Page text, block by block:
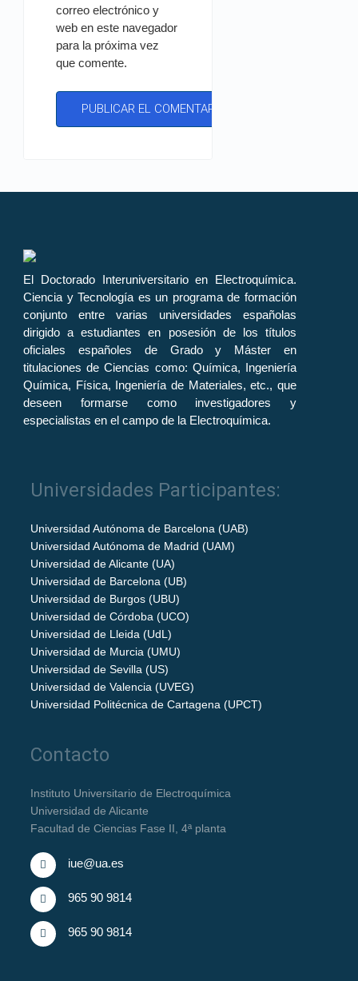
correo electrónico y
web en este navegador
para la próxima vez
que comente.
El Doctorado Interuniversitario en Electroquímica.
Ciencia y Tecnología es un programa de formación
conjunto entre varias universidades españolas
dirigido a estudiantes en posesión de los títulos
oficiales españoles de Grado y Máster en
titulaciones de Ciencias como: Química, Ingeniería
Química, Física, Ingeniería de Materiales, etc., que
deseen formarse como investigadores y
especialistas en el campo de la Electroquímica.
Universidades Participantes:
Universidad Autónoma de Barcelona (UAB)
Universidad Autónoma de Madrid (UAM)
Universidad de Alicante (UA)
Universidad de Barcelona (UB)
Universidad de Burgos (UBU)
Universidad de Córdoba (UCO)
Universidad de Lleida (UdL)
Universidad de Murcia (UMU)
Universidad de Sevilla (US)
Universidad de Valencia (UVEG)
Universidad Politécnica de Cartagena (UPCT)
Contacto
Instituto Universitario de Electroquímica
Universidad de Alicante
Facultad de Ciencias Fase II, 4ª planta
iue@ua.es
965 90 9814
965 90 9814